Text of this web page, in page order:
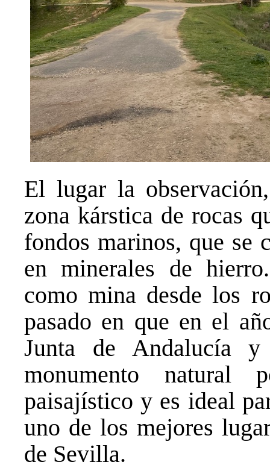
El lugar la
zona kárstica de rocas
fondos marinos, que se
en minerales de
como mina desde los
pasado en que en el
Junta de Andalucía
monumento
paisajístico y es ideal
uno de los mejores
de Sevilla.